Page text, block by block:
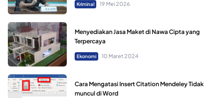
Kriminal 19 Mei 2026
Menyediakan Jasa Maket di Nawa Cipta yang
Terpercaya
Ekonomi 10 Maret 2024
Cara Mengatasi Insert Citation Mendeley Tidak
muncul di Word